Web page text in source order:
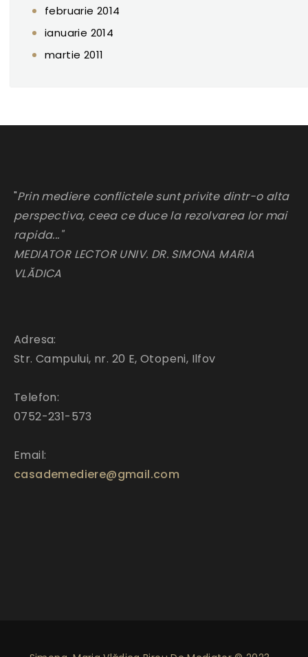
februarie 2014
ianuarie 2014
martie 2011
"Prin mediere conflictele sunt privite dintr-o alta
perspectiva, ceea ce duce la rezolvarea lor mai
rapida..."
MEDIATOR LECTOR UNIV. DR. SIMONA MARIA
VLĂDICA
Adresa:
Str. Campului, nr. 20 E, Otopeni, Ilfov
Telefon:
0752-231-573
Email:
casademediere@gmail.com